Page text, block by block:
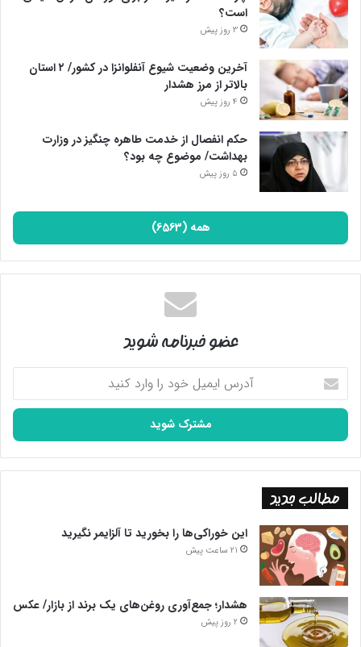
است؟
3 روز پیش
آخرین وضعیت شیوع آنفلوانزا در کشور/ ۲ استان
بالاتر از مرز هشدار
4 روز پیش
حکم انفصال از خدمت طاهره چنگیز در وزارت
بهداشت/ موضوع چه بود؟
5 روز پیش
همه (6563)
عضو خبرنامه شوید
آدرس
ایمیل
خود
وارد
کنید
مطالب جدید
این خوراکی‌ها را بخورید تا آلزایمر نگیرید
21 ساعت پیش
هشدار؛ جمع‌آوری روغن‌های یک برند از بازار/ عکس
2 روز پیش